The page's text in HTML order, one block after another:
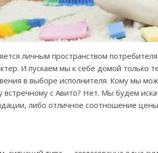
личным пространством
И пускаем мы к себе домой только
в выборе исполнителя. Кому мы
встречному с Авито? Нет. Мы будем
либо отличное соотношение цены